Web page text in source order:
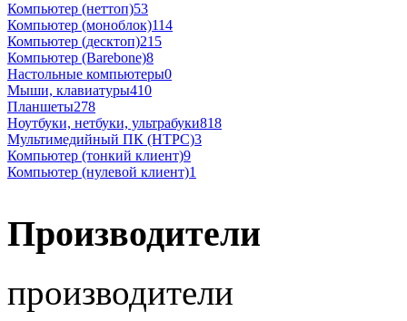
Компьютер (неттоп)53
Компьютер (моноблок)114
Компьютер (десктоп)215
Компьютер (Barebone)8
Настольные компьютеры0
Мыши, клавиатуры410
Планшеты278
Ноутбуки, нетбуки, ультрабуки818
Мультимедийный ПК (HTPC)3
Компьютер (тонкий клиент)9
Компьютер (нулевой клиент)1
Производители
производители